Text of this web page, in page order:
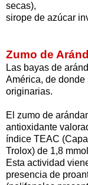
secas),
sirope de azúcar
Zumo de
Las bayas de
América, de donde
originarias.
El zumo de
antioxidante
índice TEAC
Trolox) de 1,8
Esta actividad
presencia de